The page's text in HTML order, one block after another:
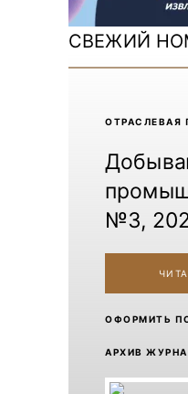
Mining World Russia 2024
СВЕЖИЙ
ОТРАCЛЕВАЯ
№3,
ОФОРМИТЬ
АРХИВ